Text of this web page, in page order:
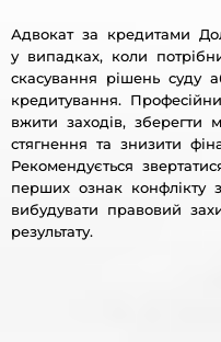
Адвокат за кредитами
у випадках, коли
скасування рішень суду
кредитування.
вжити заходів, зберегти
стягнення та знизити
Рекомендується
перших ознак конфлікту
вибудувати правовий
результату.